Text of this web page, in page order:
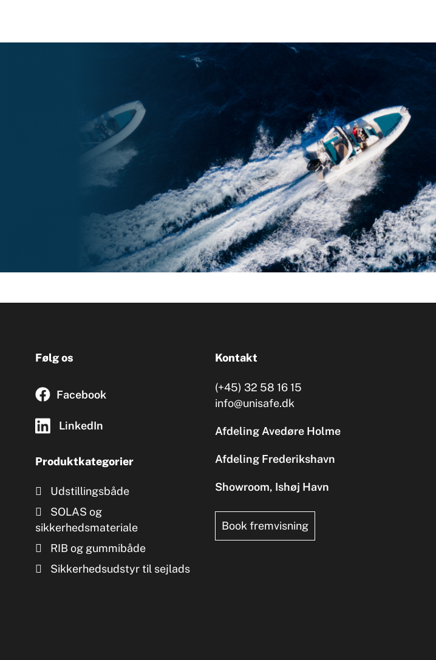
Følg os
Facebook
LinkedIn
Produktkategorier
Udstillingsbåde
SOLAS og
sikkerhedsmateriale
RIB og gummibåde
Sikkerhedsudstyr til sejlads
Kontakt
(+45) 32 58 16 15
info@unisafe.dk
Afdeling Avedøre Holme
Afdeling Frederikshavn
Showroom, Ishøj Havn
Book fremvisning